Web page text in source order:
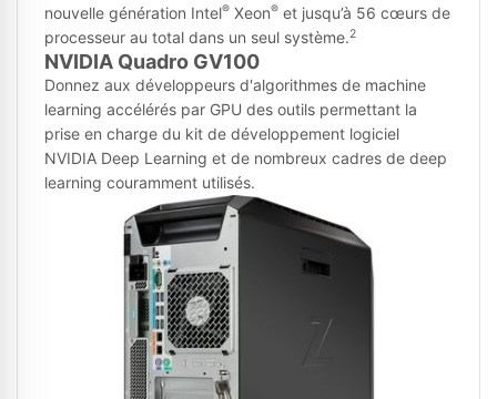
nouvelle génération Intel® Xeon® et jusqu’à 56 cœurs de
processeur au total dans un seul système.2
NVIDIA Quadro GV100
Donnez aux développeurs d'algorithmes de machine
learning accélérés par GPU des outils permettant la
prise en charge du kit de développement logiciel
NVIDIA Deep Learning et de nombreux cadres de deep
learning couramment utilisés.